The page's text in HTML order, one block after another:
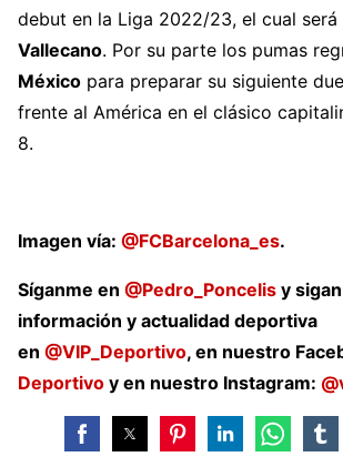
debut en la Liga 2022/23, el cual será
Vallecano. Por su parte los pumas
México para preparar su siguiente
frente al América en el clásico
8.
Imagen vía: @FCBarcelona_es.
Síganme en @Pedro_Poncelis y
información y actualidad deportiva
en @VIP_Deportivo, en nuestro
Deportivo y en nuestro Instagram: